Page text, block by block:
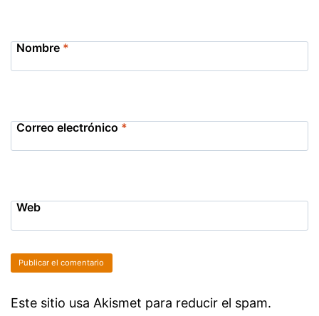
Nombre *
Correo electrónico *
Web
Este sitio usa Akismet para reducir el spam.